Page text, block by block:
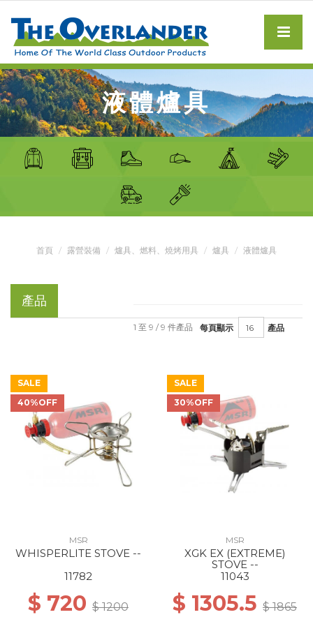
液體爐具
首頁 露營裝備 爐具、燃料、燒烤用具 爐具 液體爐具
產品
每頁顯示 產品
1 至 9 / 9 件產品
SALE
40%OFF
MSR
WHISPERLITE STOVE --
11782
$ 720 $ 1200
SALE
30%OFF
MSR
XGK EX (EXTREME)
STOVE --
11043
$ 1305.5 $ 1865